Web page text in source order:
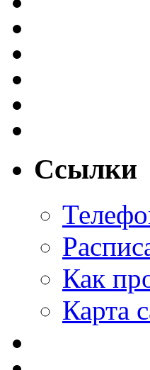
Ссылки
Как
Карта